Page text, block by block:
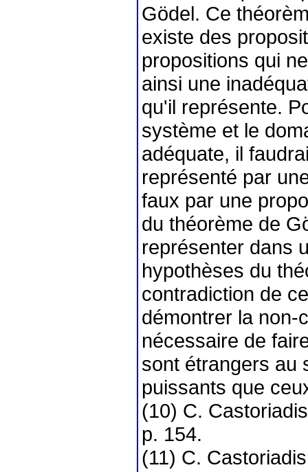
Gödel. Ce
existe des
propositions qui
ainsi une
qu'il représente.
système et le
adéquate, il
représenté par
faux par une
du théorème de
représenter dans
hypothèses du
contradiction de
démontrer la non-
nécessaire de
sont étrangers au
puissants que
(10) C.
p. 154.
(11) C.